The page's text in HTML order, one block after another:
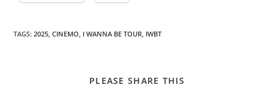
TAGS:2025, CINEMO, I WANNA BE TOUR, IWBT
PLEASE SHARE THIS